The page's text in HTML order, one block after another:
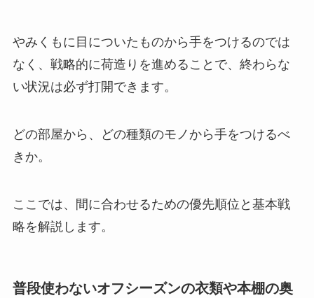
やみくもに目についたものから手をつけるのでは
なく、戦略的に荷造りを進めることで、終わらな
い状況は必ず打開できます。
どの部屋から、どの種類のモノから手をつけるべ
きか。
ここでは、間に合わせるための優先順位と基本戦
略を解説します。
普段使わないオフシーズンの衣類や本棚の奥